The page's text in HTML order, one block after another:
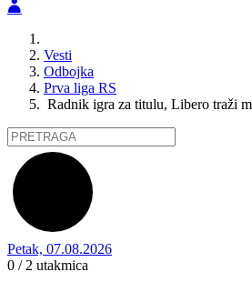
Vesti
Odbojka
Prva liga RS
Radnik igra za titulu, Libero traži
Petak, 07.08.2026
0 / 2 utakmica